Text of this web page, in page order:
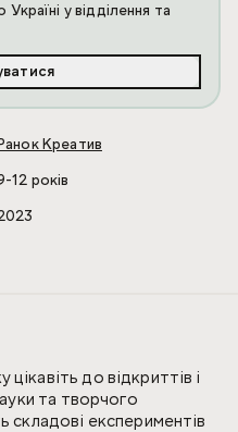
у відділення та
Креатив
12 років
до відкриттів і
та творчого
складові експериментів